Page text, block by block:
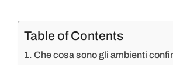
Table of Contents
Che cosa sono gli ambienti